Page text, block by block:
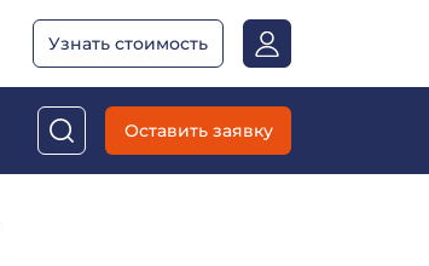
Узнать стоимость
Оставить заявку